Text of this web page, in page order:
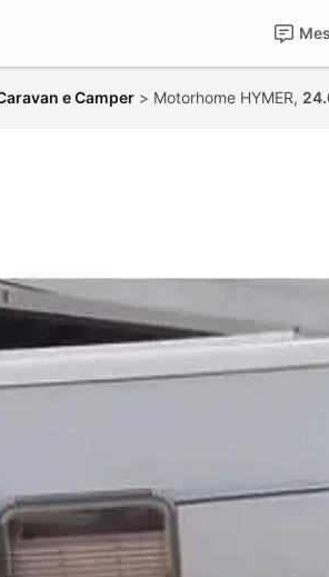
e Camper > Motorhome HYMER,